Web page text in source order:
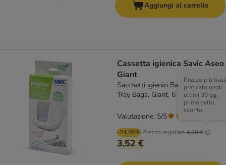
Aggiungi al carrello
Cassetta igienica Savic Aseo
Giant
Sacchetti igienici Bag it Up Litter
Tray Bags, Giant, 6 pz
-24.95% Prezzo regolare4,69 €
Prezzo più
praticato negli
ultimi 30 gg,
prima dello
sconto.
3,52 €
Valutazione: 5/5